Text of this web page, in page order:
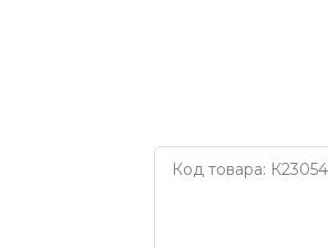
Код товара: